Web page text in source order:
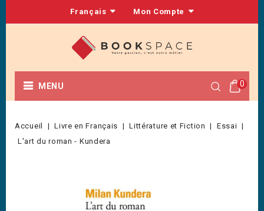
Français Mon Compte
0
MENU
Accueil Livre en Français Littérature et Fiction
Essai
L'art du roman - Kundera